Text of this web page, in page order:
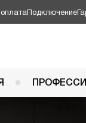
Подключение